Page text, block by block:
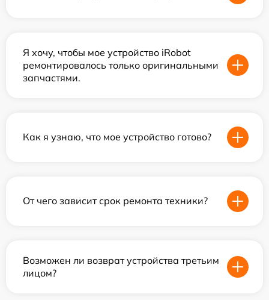
Я хочу, чтобы мое устройство iRobot
ремонтировалось только оригинальными
запчастями.
Как я узнаю, что мое устройство готово?
От чего зависит срок ремонта техники?
Возможен ли возврат устройства третьим
лицом?